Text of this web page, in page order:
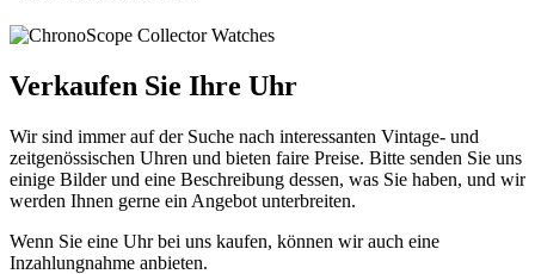
Verkaufen Sie Ihre Uhr
Wir sind immer auf der Suche nach interessanten Vintage- und
zeitgenössischen Uhren und bieten faire Preise. Bitte senden Sie uns
einige Bilder und eine Beschreibung dessen, was Sie haben, und wir
werden Ihnen gerne ein Angebot unterbreiten.
Wenn Sie eine Uhr bei uns kaufen, können wir auch eine
Inzahlungnahme anbieten.